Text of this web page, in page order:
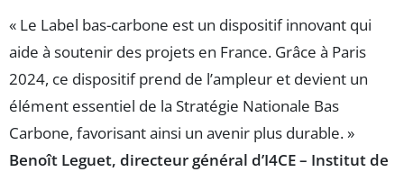
« Le Label bas-carbone est un dispositif innovant qui
aide à soutenir des projets en France. Grâce à Paris
2024, ce dispositif prend de l’ampleur et devient un
élément essentiel de la Stratégie Nationale Bas
Carbone, favorisant ainsi un avenir plus durable. »
Benoît Leguet, directeur général d’I4CE – Institut de